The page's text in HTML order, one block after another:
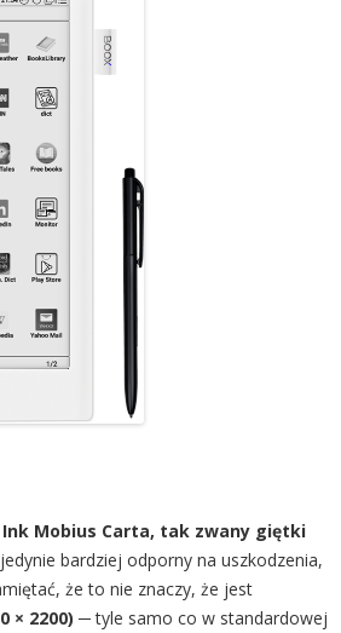
Ink Mobius Carta, tak zwany giętki
bardziej odporny na uszkodzenia,
że to nie znaczy, że jest
× 2200) ─ tyle samo co w standardowej